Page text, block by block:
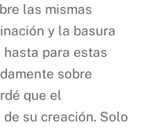
las mismas
y la basura
para estas
sobre
que el
su creación. Solo